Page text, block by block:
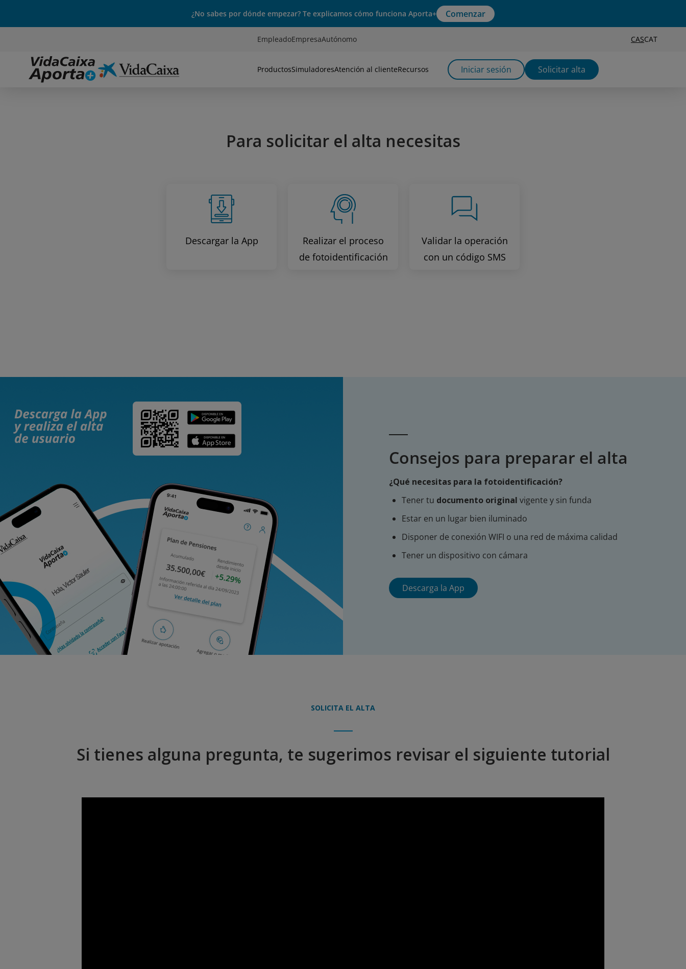
¿No sabes por dónde empezar? Te explicamos cómo funciona Aporta+ Comenzar
EmpleadoEmpresaAutónomo CASCAT
ProductosSimuladoresAtención al clienteRecursos Iniciar sesión Solicitar alta
Para solicitar el alta necesitas
Descargar la App
Realizar el proceso
de fotoidentificación
Validar la operación
con un código SMS
Consejos para preparar el alta
¿Qué necesitas para la fotoidentificación?
Tener tu documento original vigente y sin funda
Estar en un lugar bien iluminado
Disponer de conexión WIFI o una red de máxima calidad
Tener un dispositivo con cámara
Descarga la App
SOLICITA EL ALTA
Si tienes alguna pregunta, te sugerimos revisar el siguiente tutorial